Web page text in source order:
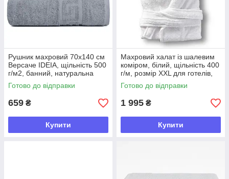
Рушник махровий 70х140 см
Версаче IDEIA, щільність 500
г/м2, банний, натуральна
бавовна, темно-сірий
Готово до відправки
659 ₴
Купити
Махровий халат із шалевим
коміром, білий, щільність 400
г/м, розмір XXL для готелів,
дому та спа
Готово до відправки
1 995 ₴
Купити